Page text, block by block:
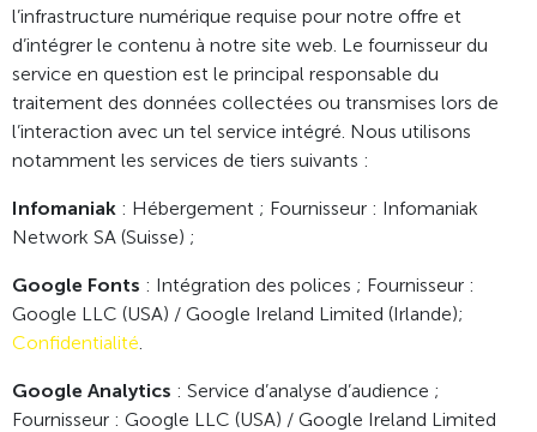
l’infrastructure numérique requise pour notre offre et
d’intégrer le contenu à notre site web. Le fournisseur du
service en question est le principal responsable du
traitement des données collectées ou transmises lors de
l’interaction avec un tel service intégré. Nous utilisons
notamment les services de tiers suivants :
Infomaniak : Hébergement ; Fournisseur : Infomaniak
Network SA (Suisse) ;
Google Fonts : Intégration des polices ; Fournisseur :
Google LLC (USA) / Google Ireland Limited (Irlande);
Confidentialité.
Google Analytics : Service d’analyse d’audience ;
Fournisseur : Google LLC (USA) / Google Ireland Limited